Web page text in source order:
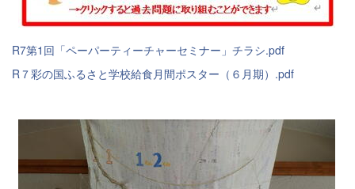
R7第1回「ペーパーティーチャーセミナー」チラシ.pdf
R７彩の国ふるさと学校給食月間ポスター（６月期）.pdf